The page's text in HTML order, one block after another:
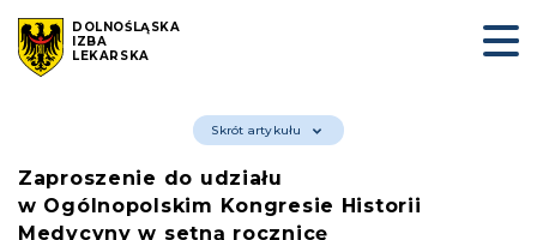
DOLNOŚLĄSKA
IZBA
LEKARSKA
Skrót artykułu
Zaproszenie do udziału
w Ogólnopolskim Kongresie Historii
Medycyny w setną rocznicę